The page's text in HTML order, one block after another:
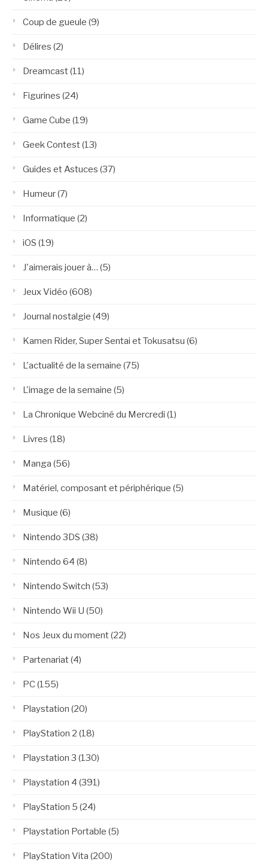
Coup de gueule (9)
Délires (2)
Dreamcast(11)
Figurines (24)
Game Cube (19)
Geek Contest(13)
Guides et Astuces (37)
Humeur(7)
Informatique (2)
iOS (19)
J'aimerais jouer à… (5)
Jeux Vidéo (608)
Journal nostalgie (49)
Kamen Rider, Super Sentai et Tokusatsu (6)
L'actualité de la semaine (75)
L'image de la semaine (5)
La Chronique Webciné du Mercredi (1)
Livres (18)
Manga (56)
Matériel, composant et périphérique (5)
Musique (6)
Nintendo 3DS (38)
Nintendo 64 (8)
Nintendo Switch (53)
Nintendo Wii U (50)
Nos Jeux du moment(22)
Partenariat(4)
PC(155)
Playstation (20)
PlayStation 2 (18)
Playstation 3 (130)
Playstation 4 (391)
PlayStation 5 (24)
Playstation Portable (5)
PlayStation Vita (200)